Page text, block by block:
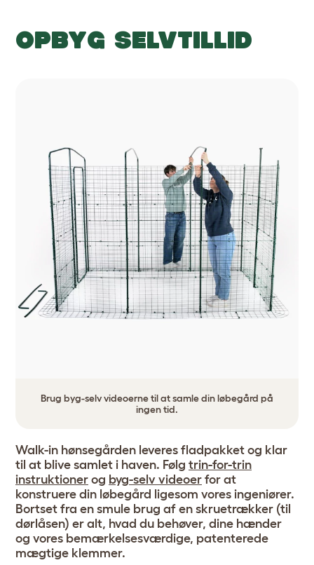
OPBYG SELVTILLID
Brug byg-selv videoerne til at samle din løbegård på
ingen tid.
Walk-in hønsegården leveres fladpakket og klar
til at blive samlet i haven. Følg trin-for-trin
instruktioner og byg-selv videoer for at
konstruere din løbegård ligesom vores ingeniører.
Bortset fra en smule brug af en skruetrækker (til
dørlåsen) er alt, hvad du behøver, dine hænder
og vores bemærkelsesværdige, patenterede
mægtige klemmer.